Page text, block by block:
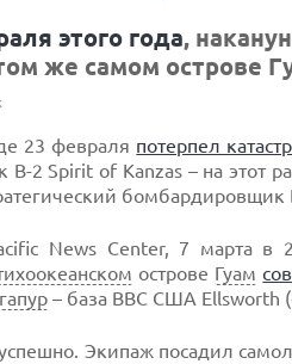
этого года,
же самом острове
23 февраля потерпел
2 Spirit of Kanzas – на этот
News Center, 7 марта
острове Гуам
– база ВВС США Ellsworth
Экипаж посадил